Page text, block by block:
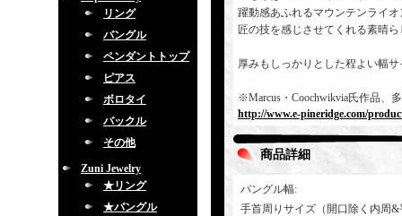
リング
バングル
ペンダントトップ
ピアス
ボロタイ
バックル
その他
Zuni Jewelry
★リング
★バングル
躍動感あふれるマウンテンライ
匠の技を感じさせてくれる素晴
厚みもしっかりとした程よい幅
※Marcus・Coochwikvia氏作品、
http://www.e-pineridge.com/
商品詳細
バングル幅:
手首周りサイズ（開口除く内周&